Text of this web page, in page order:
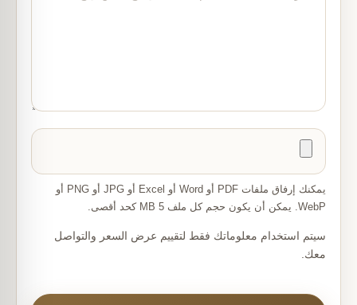
يمكنك إرفاق ملفات PDF أو Word أو Excel أو JPG أو PNG أو
WebP. يمكن أن يكون حجم كل ملف 5 MB كحد أقصى.
سيتم استخدام معلوماتك فقط لتقييم عرض السعر والتواصل
معك.